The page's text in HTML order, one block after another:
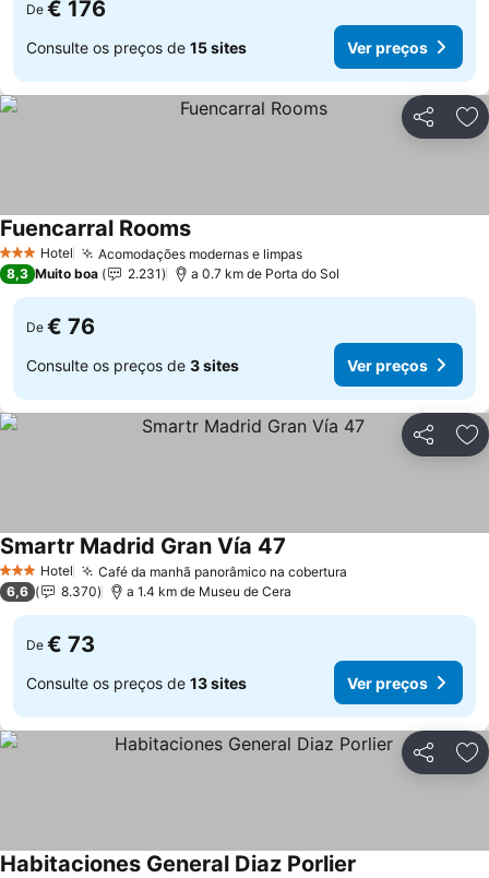
De € 176
Consulte os preços de 15 sites Ver preços
Partilhar
3 EstrelasHotel Acomodações modernas e limpas
Fuencarral Rooms
8,3 Muito boa 2.231 a 0.7 km de Porta do Sol
De € 76
Consulte os preços de 3 sites Ver preços
Partilhar
3 EstrelasHotel Café da manhã panorâmico na cobertura
Smartr Madrid Gran Vía 47
6,6 8.370 a 1.4 km de Museu de Cera
De € 73
Consulte os preços de 13 sites Ver preços
Partilhar
Habitaciones General Diaz Porlier